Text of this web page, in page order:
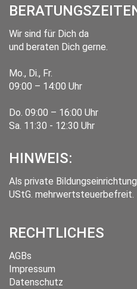
Wir sind für Dich da
und beraten Dich gerne.
Mo., Di., Fr.
09:00 – 14:00 Uhr
Do. 09:00 – 16:00 Uhr
Sa. 11:30 - 12:30 Uhr
HINWEIS:
Als private
UStG. mehrwertsteuerbefreit.
RECHTLICHES
AGBs
Impressum
Datenschutz